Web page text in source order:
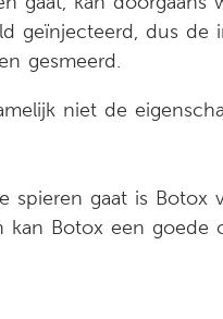
dus de
gesmeerd.
niet de
gaat is Botox
Botox een goede